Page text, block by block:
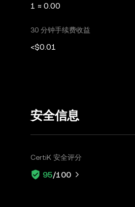
1 ≈ 0.00
30 分钟手续费收益
<$0.01
安全信息
CertiK 安全评分
95/100